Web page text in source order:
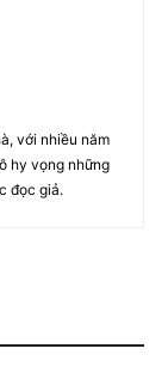
với nhiều năm
hy vọng những
đọc giả.